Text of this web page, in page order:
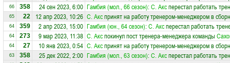
66 358 24 сен 2023, 6:00 Гамбия (мол., 66 сезон): С. Аксперестал работать
65 22 12 апр 2023, 10:26 С. Акспринят на работу тренером-менеджером в
64 359 2 апр 2023, 15:00 Гамбия (юн., 64 сезон): С. Аксперестал работать
64 273 9 мар 2023, 11:38 С. Акспокинул пост тренера-менеджера команды
64 27 10 янв 2023, 0:54 С. Акспринят на работу тренером-менеджером в
63 358 25 дек 2022, 2:00 Гамбия (мол., 63 сезон): С. Аксперестал работать